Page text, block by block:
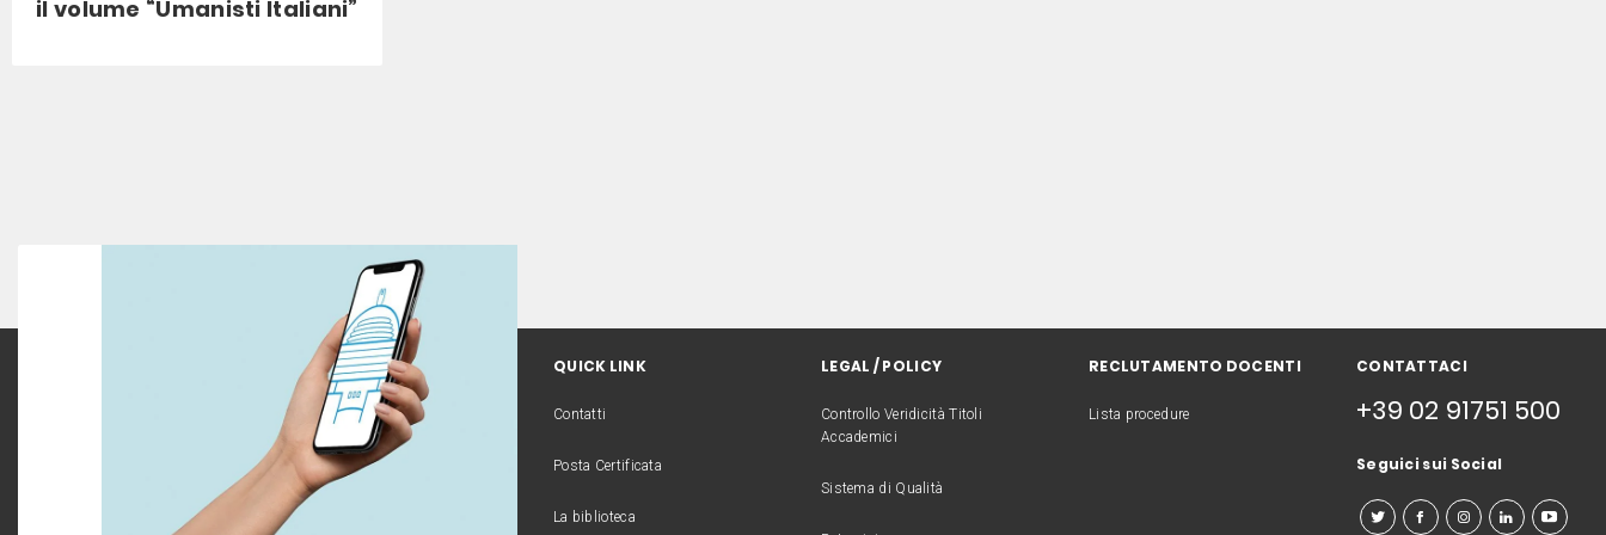
il volume “Umanisti Italiani”
QUICK LINK
Contatti
Posta Certificata
La biblioteca
LEGAL / POLICY
Controllo Veridicità Titoli
Accademici
Sistema di Qualità
RECLUTAMENTO DOCENTI
Lista procedure
CONTATTACI
+39 02 91751 500
Seguici sui Social